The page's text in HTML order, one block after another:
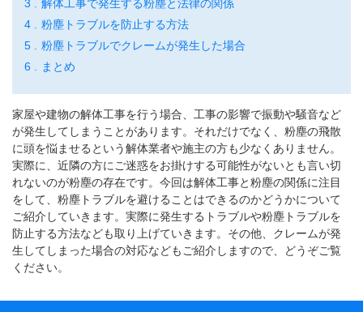
解体工事で発生する粉塵と法律の関係
粉塵トラブルを防止する方法
粉塵トラブルでクレームが発生した場合
まとめ
家屋や建物の解体工事を行う場合、工事の影響で振動や騒音など
が発生してしまうことがあります。それだけでなく、粉塵の飛散
に頭を悩ませるという解体業者や施主の方も少なくありません。
実際に、近隣の方にご迷惑をお掛けする可能性がないとも言い切
れないのが粉塵の存在です。今回は解体工事と粉塵の関係に注目
をして、粉塵トラブルを避けることはできるのかどうかについて
ご紹介していきます。実際に発生するトラブルや粉塵トラブルを
防止する方法なども取り上げていきます。その他、クレームが発
生してしまった場合の対応などもご紹介しますので、どうぞご覧
ください。